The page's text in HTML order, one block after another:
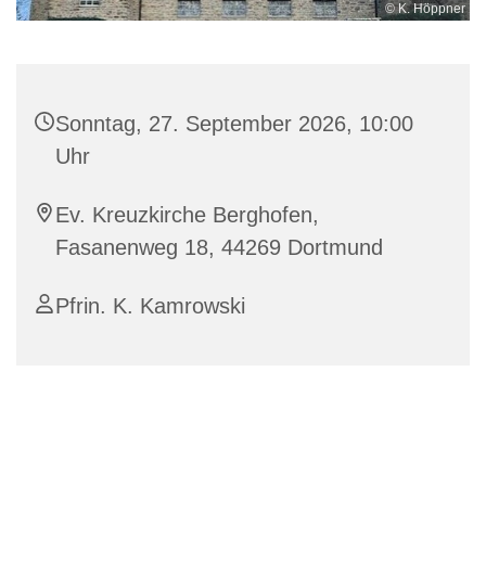
© K. Höppner
Sonntag, 27. September 2026, 10:00
Uhr
Ev. Kreuzkirche Berghofen,
Fasanenweg 18, 44269 Dortmund
Pfrin. K. Kamrowski